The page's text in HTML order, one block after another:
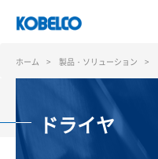
ツ
ホーム 製品・ソリューション
ドライヤ